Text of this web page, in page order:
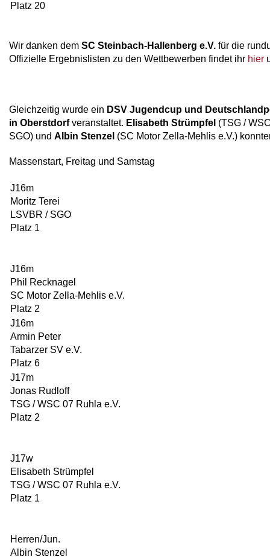
Platz 20
Wir danken dem SC Steinbach-Hallenberg e.V. für die
Offizielle Ergebnislisten zu den Wettbewerben findet ihr hier
Gleichzeitig wurde ein DSV Jugendcup und
in Oberstdorfveranstaltet. Elisabeth Strümpfel (TSG /
SGO) und Albin Stenzel (SC Motor Zella-Mehlis e.V.)
Massenstart, Freitag und Samstag
J16m
Moritz Terei
LSVBR / SGO
Platz 1
J16m
Phil Recknagel
SC Motor Zella-Mehlis e.V.
Platz 2
J16m
Armin Peter
Tabarzer SV e.V.
Platz 6
J17m
Jonas Rudloff
TSG / WSC 07 Ruhla e.V.
Platz 2
J17w
Elisabeth Strümpfel
TSG / WSC 07 Ruhla e.V.
Platz 1
Herren/Jun.
Albin Stenzel